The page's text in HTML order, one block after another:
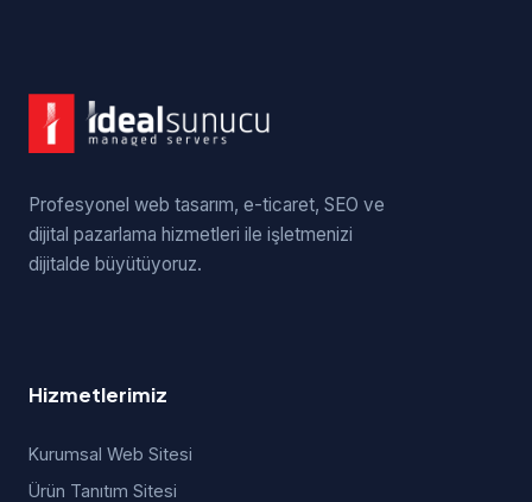
Profesyonel web tasarım, e-ticaret, SEO ve
dijital pazarlama hizmetleri ile işletmenizi
dijitalde büyütüyoruz.
Hizmetlerimiz
Kurumsal Web Sitesi
Ürün Tanıtım Sitesi